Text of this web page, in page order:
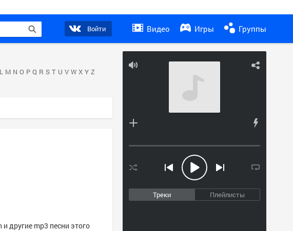
Войти Видео Игры Группы
Треки Плейлисты
L M N O P Q R S T U V W X Y Z
другие mp3 песни этого